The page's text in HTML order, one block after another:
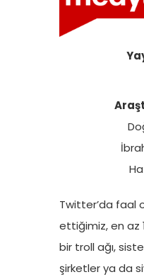
Twitter’da faal
ettiğimiz, en az
bir troll ağı,
şirketler ya da